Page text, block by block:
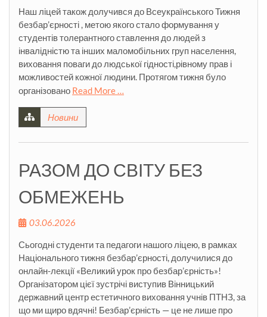
Наш ліцей також долучився до Всеукраїнського Тижня
безбар’єрності , метою якого стало формування у
студентів толерантного ставлення до людей з
інвалідністю та інших маломобільних груп населення,
виховання поваги до людської гідності,рівному прав і
можливостей кожної людини. Протягом тижня було
організовано Read More …
Новини
РАЗОМ ДО СВІТУ БЕЗ
ОБМЕЖЕНЬ
03.06.2026
Сьогодні студенти та педагоги нашого ліцею, в рамках
Національного тижня безбар’єрності, долучилися до
онлайн-лекції «Великий урок про безбар’єрність»!
Організатором цієї зустрічі виступив Вінницький
державний центр естетичного виховання учнів ПТНЗ, за
що ми щиро вдячні! Безбар’єрність — це не лише про